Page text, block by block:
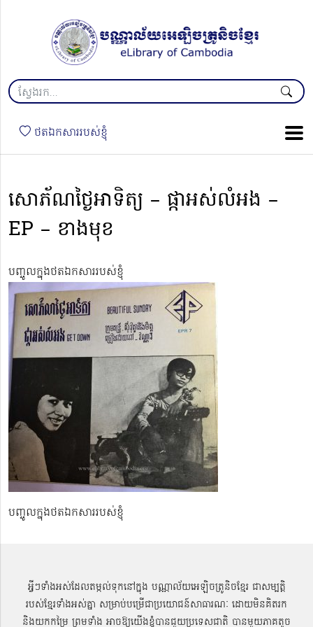
ថតឯកសាររបស់ខ្ញុំ
សោភ័ណថ្ងៃអាទិត្យ – ផ្កាអស់លំអង –
EP – ខាងមុខ
បញ្ចូលក្នុងថតឯកសាររបស់ខ្ញុំ
បញ្ចូលក្នុងថតឯកសាររបស់ខ្ញុំ
អ្វីៗទាំងអស់ដែលតម្កល់ទុកនៅក្នុង បណ្ណាល័យអេឡិចត្រូនិចខ្មែរ ជាសម្បតិ្ត
របស់ខ្មែរទាំងអស់គ្នា សម្រាប់បម្រើជាប្រយោជន៍សាធារណៈ ដោយមិនគិតរក
និងយកកម្រៃ ព្រមទាំង អាចឱ្យយើងខ្ញុំបានជួយប្រទេសជាតិ បានមួយភាគតូច